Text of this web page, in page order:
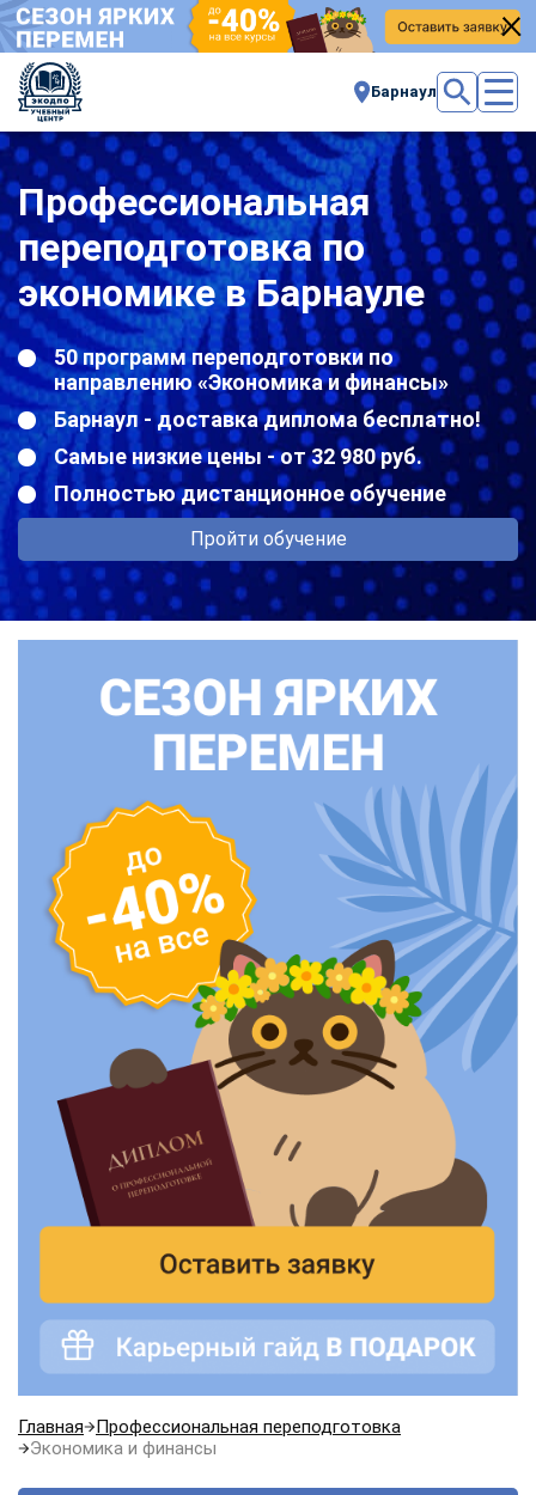
Барнаул
Профессиональная
переподготовка по
экономике в Барнауле
50 программ переподготовки по
направлению «Экономика и финансы»
Барнаул - доставка диплома бесплатно!
Самые низкие цены - от 32 980 руб.
Полностью дистанционное обучение
Пройти обучение
Главная
Профессиональная переподготовка
Экономика и финансы